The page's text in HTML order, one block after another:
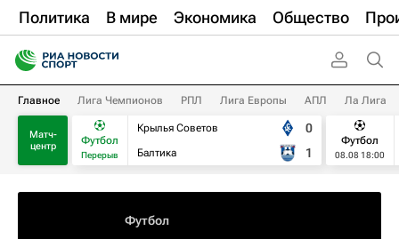
Политика В мире Экономика Общество
Главное Лига Чемпионов РПЛ Лига Европы АПЛ Ла Лига
Матч-
центр
Футбол
Перерыв
Крылья Советов
Балтика
0
1
Футбол
08.08 18:00
Футбол